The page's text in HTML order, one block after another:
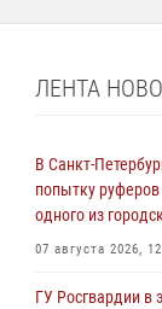
ЛЕНТА
В Санкт-
попытку
одного из
07 августа 2026,
ГУ Росгвардии в